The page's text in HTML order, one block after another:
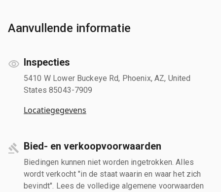
Aanvullende informatie
Inspecties
5410 W Lower Buckeye Rd, Phoenix, AZ, United
States 85043-7909
Locatiegegevens
Bied- en verkoopvoorwaarden
Biedingen kunnen niet worden ingetrokken. Alles
wordt verkocht "in de staat waarin en waar het zich
bevindt". Lees de volledige algemene voorwaarden